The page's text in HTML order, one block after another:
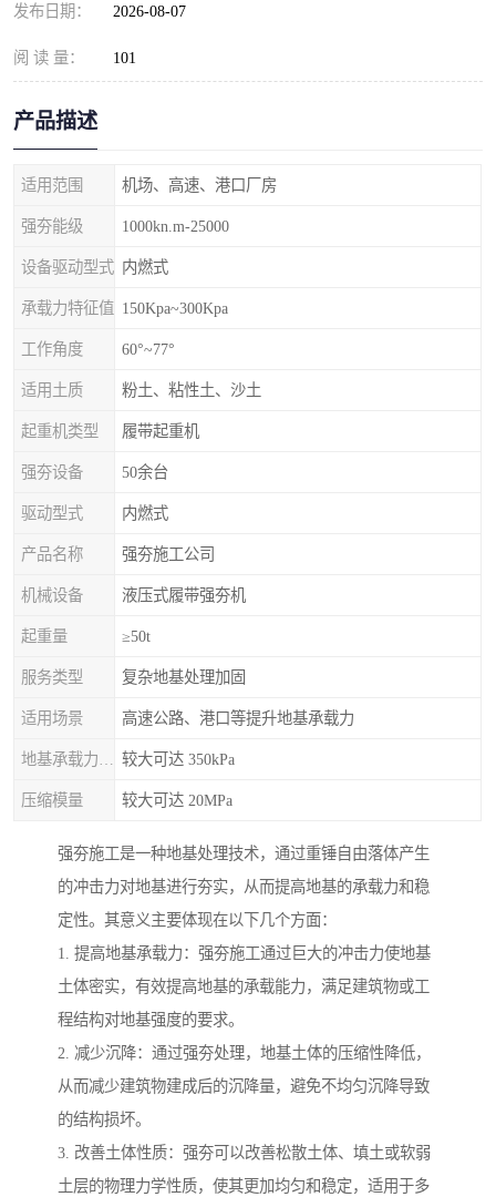
发布日期： 2026-08-07
阅 读 量： 101
产品描述
适用范围 机场、高速、港口厂房
强夯能级 1000kn.m-25000
设备驱动型式 内燃式
承载力特征值 150Kpa~300Kpa
工作角度 60°~77°
适用土质 粉土、粘性土、沙土
起重机类型 履带起重机
强夯设备 50余台
驱动型式 内燃式
产品名称 强夯施工公司
机械设备 液压式履带强夯机
起重量 ≥50t
服务类型 复杂地基处理加固
适用场景 高速公路、港口等提升地基承载力
较大可达 350kPa
压缩模量 较大可达 20MPa
强夯施工是一种地基处理技术，通过重锤自由落体产生
的冲击力对地基进行夯实，从而提高地基的承载力和稳
定性。其意义主要体现在以下几个方面：
1. 提高地基承载力：强夯施工通过巨大的冲击力使地基
土体密实，有效提高地基的承载能力，满足建筑物或工
程结构对地基强度的要求。
2. 减少沉降：通过强夯处理，地基土体的压缩性降低，
从而减少建筑物建成后的沉降量，避免不均匀沉降导致
的结构损坏。
3. 改善土体性质：强夯可以改善松散土体、填土或软弱
土层的物理力学性质，使其更加均匀和稳定，适用于多